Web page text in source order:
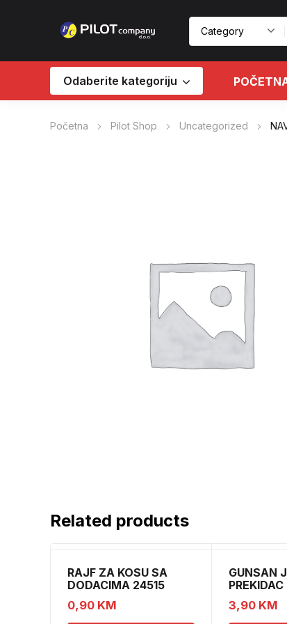
Odaberite kategoriju
Početna Pilot Shop Uncategorized
Related products
RAJF ZA KOSU SA
DODACIMA 24515
CH52451
0,90 KM
GUNSAN
11
3,90 KM